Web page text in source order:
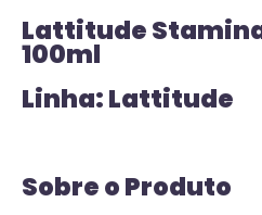
Lattitude
100ml
Linha: Lattitude
Sobre o Produto